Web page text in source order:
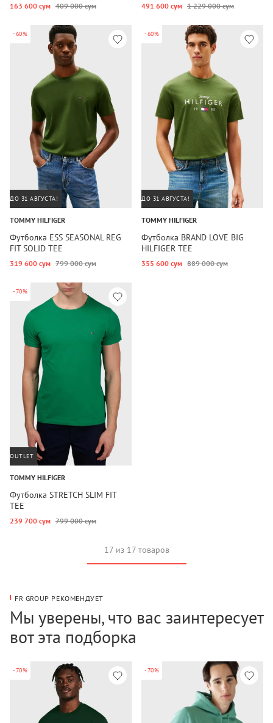
163 600 сум 409 000 сум 491 600 сум 1 229 000 сум
-60%
ДО 31 АВГУСТА!
TOMMY HILFIGER
Футболка ESS SEASONAL REG
FIT SOLID TEE
319 600 сум 799 000 сум
-60%
ДО 31 АВГУСТА!
TOMMY HILFIGER
Футболка BRAND LOVE BIG
HILFIGER TEE
355 600 сум 889 000 сум
-70%
OUTLET
TOMMY HILFIGER
Футболка STRETCH SLIM FIT
TEE
239 700 сум 799 000 сум
17 из 17 товаров
FR GROUP РЕКОМЕНДУЕТ
Мы уверены, что вас заинтересует
вот эта подборка
-70% -70%